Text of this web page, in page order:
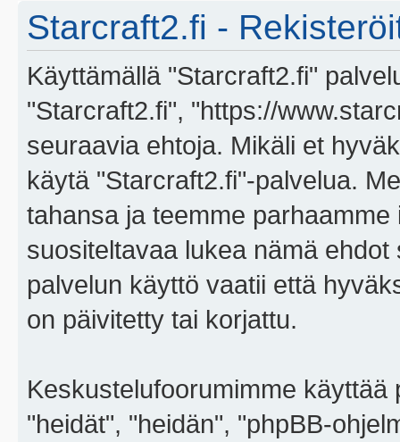
Starcraft2.fi -
Käyttämällä "Starcraft2.fi"
"Starcraft2.fi", "https://
seuraavia ehtoja. Mikäli et
käytä "Starcraft2.fi"-palvelua.
tahansa ja teemme
suositeltavaa lukea nämä
palvelun käyttö vaatii että
on päivitetty tai korjattu.
Keskustelufoorumimme
"heidät", "heidän", "phpBB-